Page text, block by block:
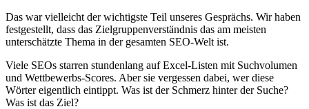
Das war vielleicht der wichtigste Teil unseres Gesprächs. Wir haben
festgestellt, dass das Zielgruppenverständnis das am meisten
unterschätzte Thema in der gesamten SEO-Welt ist.
Viele SEOs starren stundenlang auf Excel-Listen mit Suchvolumen
und Wettbewerbs-Scores. Aber sie vergessen dabei, wer diese
Wörter eigentlich eintippt. Was ist der Schmerz hinter der Suche?
Was ist das Ziel?